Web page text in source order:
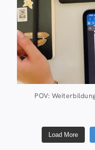
POV:
Load More